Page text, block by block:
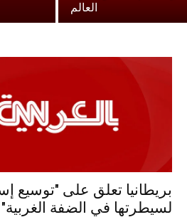
العالم
بريطانيا تعلق على "توسيع
لسيطرتها في الضفة الغربية"